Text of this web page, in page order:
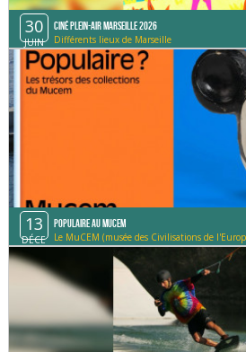
30
JUIN
Ciné Plein-Air Marseille 2026
Différents lieux de Marseille
13
DÉCE
Populaire au MUCEM
Le MuCEM (musée des Civilisations de